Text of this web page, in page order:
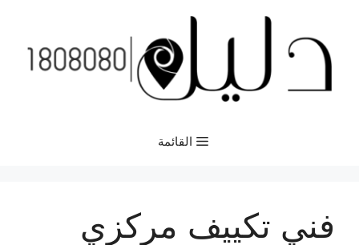
المحتوى
القائمة
فني تكييف مركزي